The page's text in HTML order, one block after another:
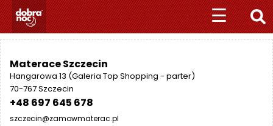
4
8
5
1
1
☰
Przejdź
do
nawigacji
Przejdź
do
treści
☰
Materace Szczecin
Hangarowa 13 (Galeria Top Shopping - parter)
70-767 Szczecin
+48 697 645 678
szczecin@zamowmaterac.pl